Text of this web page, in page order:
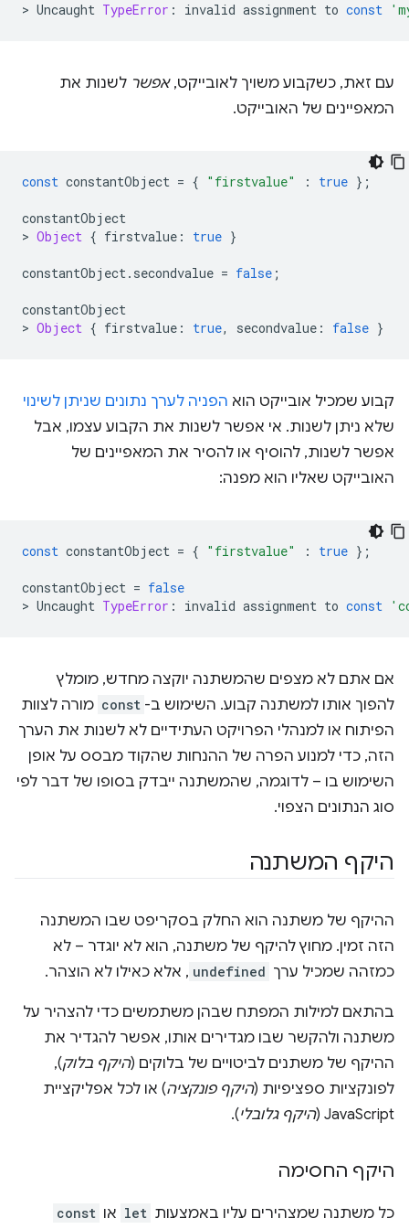
> Uncaught TypeError : invalid assignment to const
עם זאת, כשקבוע משויך לאובייקט,אפשר לשנות את
המאפיינים של האובייקט.
const constantObject = { "firstvalue" : true };
constantObject
> Object { firstvalue : true }
constantObject. secondvalue = false ;
constantObject
> Object { firstvalue : true, secondvalue : false }
קבוע שמכיל אובייקט הוא הפניה לערך נתונים שניתן לשינוי
שלא ניתן לשנות. אי אפשר לשנות את הקבוע עצמו, אבל
אפשר לשנות, להוסיף או להסיר את המאפיינים של
האובייקט שאליו הוא מפנה:
const constantObject = { "firstvalue" : true };
constantObject = false
> Uncaught TypeError : invalid assignment to const
אם אתם לא מצפים שהמשתנה יוקצה מחדש, מומלץ
להפוך אותו למשתנה קבוע. השימוש ב- const מורה לצוות
הפיתוח או למנהלי הפרויקט העתידיים לא לשנות את הערך
הזה, כדי למנוע הפרה של ההנחות שהקוד מבסס על אופן
השימוש בו – לדוגמה, שהמשתנה ייבדק בסופו של דבר לפי
סוג הנתונים הצפוי.
היקף המשתנה
ההיקף של משתנה הוא החלק בסקריפט שבו המשתנה
הזה זמין. מחוץ להיקף של משתנה, הוא לא יוגדר – לא
כמזהה שמכיל ערך undefined , אלא כאילו לא הוצהר.
בהתאם למילות המפתח שבהן משתמשים כדי להצהיר על
משתנה ולהקשר שבו מגדירים אותו, אפשר להגדיר את
ההיקף של משתנים לביטויים של בלוקים (היקף בלוק),
לפונקציות ספציפיות (היקף פונקציה) או לכל אפליקציית
JavaScript ( היקף גלובלי).
היקף החסימה
כל משתנה שמצהירים עליו באמצעות let או const